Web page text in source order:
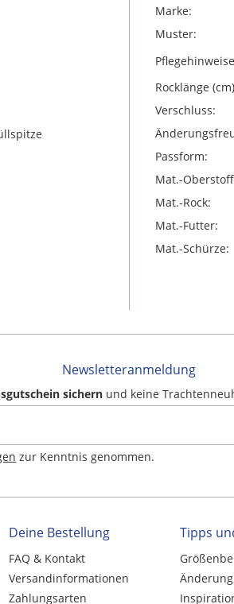
Marke:
Muster:
Rocklänge
Verschluss:
Passform:
Mat.-
Mat.-Rock:
Mat.-Futter:
Mat.-Schürze:
Newsletteranmeldung
sichern und keine
zur Kenntnis genommen.
Deine Bestellung
FAQ & Kontakt
Versandinformationen
Zahlungsarten
Tipps